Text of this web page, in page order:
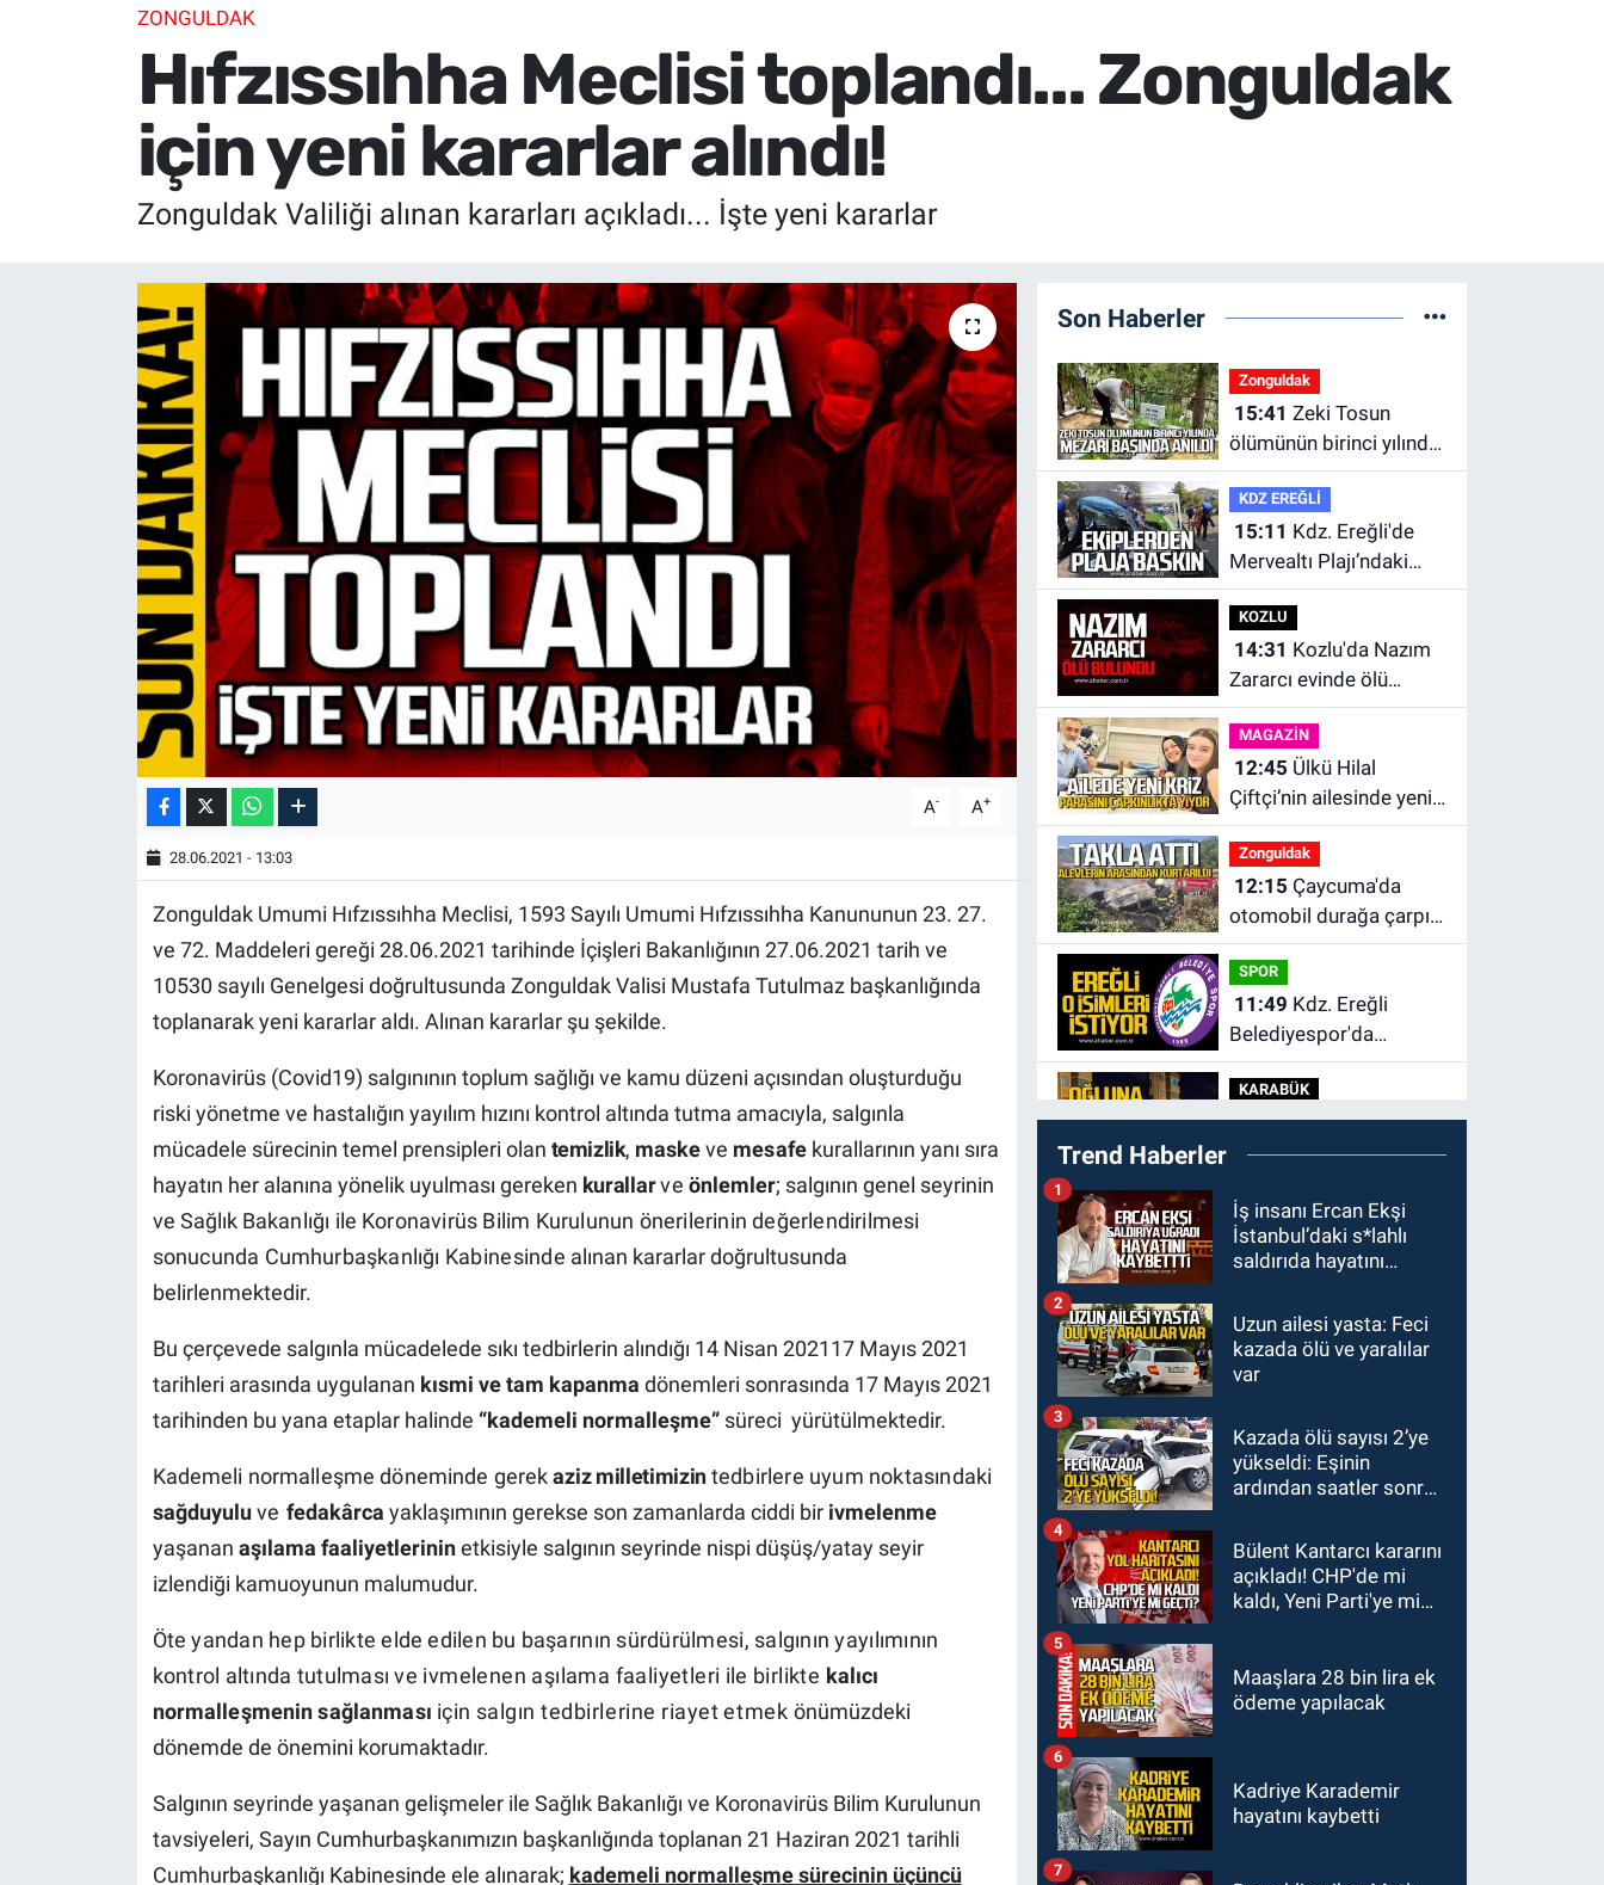
ZONGULDAK
Hıfzıssıhha Meclisi toplandı... Zonguldak
için yeni kararlar alındı!
Zonguldak Valiliği alınan kararları açıkladı... İşte yeni kararlar
A- A+
28.06.2021 - 13:03
Zonguldak Umumi Hıfzıssıhha Meclisi, 1593 Sayılı Umumi Hıfzıssıhha Kanununun 23. 27.
ve 72. Maddeleri gereği 28.06.2021 tarihinde İçişleri Bakanlığının 27.06.2021 tarih ve
10530 sayılı Genelgesi doğrultusunda Zonguldak Valisi Mustafa Tutulmaz başkanlığında
toplanarak yeni kararlar aldı. Alınan kararlar şu şekilde.
Koronavirüs (Covid­19) salgınının toplum sağlığı ve kamu düzeni açısından oluşturduğu
riski yönetme ve hastalığın yayılım hızını kontrol altında tutma amacıyla, salgınla
mücadele sürecinin temel prensipleri olan temizlik, maskeve mesafe kurallarının yanı sıra
hayatın her alanına yönelik uyulması gereken kurallarve önlemler; salgının genel seyrinin
ve Sağlık Bakanlığı ile Koronavirüs Bilim Kurulunun önerilerinin değerlendirilmesi
sonucunda Cumhurbaşkanlığı Kabinesinde alınan kararlar doğrultusunda
belirlenmektedir.
Bu çerçevede salgınla mücadelede sıkı tedbirlerin alındığı 14 Nisan 2021­17 Mayıs 2021
tarihleri arasında uygulanan kısmi ve tam kapanma dönemleri sonrasında 17 Mayıs 2021
tarihinden bu yana etaplar halinde “kademeli normalleşme” süreci yürütülmektedir.
Kademeli normalleşme döneminde gerekazizmilletimizintedbirlere uyum noktasındaki
sağduyuluvefedakârcayaklaşımının gerekse son zamanlarda ciddi bir ivmelenme
yaşanan aşılama faaliyetlerininetkisiyle salgının seyrinde nispi düşüş/yatay seyir
izlendiği kamuoyunun malumudur.
Öteyandan hep birlikteeldeedilen bu başarının sürdürülmesi, salgının yayılımının
kontrol altında tutulmasıve ivmelenen aşılama faaliyetleri ile birlikte kalıcı
normalleşmenin sağlanması için salgıntedbirlerine riayetetmekönümüzdeki
dönemde de önemini korumaktadır.
Salgının seyrinde yaşanan gelişmeler ile Sağlık Bakanlığı ve Koronavirüs Bilim Kurulunun
tavsiyeleri, Sayın Cumhurbaşkanımızın başkanlığında toplanan 21 Haziran 2021 tarihli
Cumhurbaşkanlığı Kabinesinde ele alınarak; kademeli normalleşme sürecinin üçüncü
Son Haberler
Zonguldak
15:41
ölümünün birinci yılında
mezarı başında anıldı.
KDZ EREĞLİ
15:11
Mervealtı Plajı’ndaki
çadır ve baraka işgalleri
kaldırıldı.
KOZLU
14:31
Zararcı evinde ölü
bulundu.
MAGAZİN
12:45
Çiftçi’nin ailesinde yeni
kriz. “Kızımın parasını
çapkınlıkta yiyor”
Zonguldak
12:15
otomobil durağa çarpıp
takla attı. Sürücü
alevlerin arasından
kurtarıldı.
SPOR
11:49
Belediyespor'da
kulübün başına kim
geçecek?
KARABÜK
11:45Karabük'te
oğluna mesaj attığını
etti.
ULUSAL
10:14Polis Akademisi
Başkanlığı 3 bin 250
GÜNDEM
00:22Emirhan Erdem
YENİ Parti İl
yok?
GÜNDEM
22:47 Günün notu!
Trend Haberler
İş insanı Ercan Ekşi
İstanbul’daki s*lahlı
saldırıda hayatını
1
Uzun ailesi yasta: Feci
kazada ölü ve yaralılar
var
2
Kazada ölü sayısı 2’ye
yükseldi: Eşinin
ardından saatler sonra
kaybetti
3
Bülent Kantarcı kararını
açıkladı! CHP'de mi
kaldı, Yeni Parti'ye mi
4
Maaşlara 28 bin lira ek
ödeme yapılacak
5
Kadriye Karademir
hayatını kaybetti
6
7